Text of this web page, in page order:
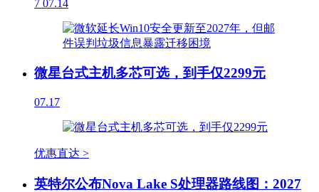
7 07.14
微星台式主机多芯可选，到手仅2299元
07.17
优惠直达 >
英特尔公布Nova Lake S处理器路线图：2027